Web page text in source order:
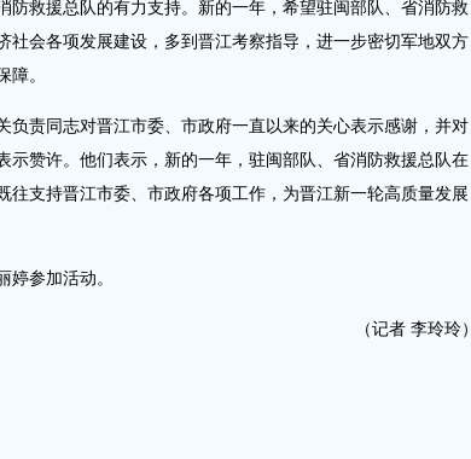
防救援总队的有力支持。新的一年，希望驻闽部队、省消防救
社会各项发展建设，多到晋江考察指导，进一步密切军地双方
障。
负责同志对晋江市委、市政府一直以来的关心表示感谢，并对
示赞许。他们表示，新的一年，驻闽部队、省消防救援总队在
往支持晋江市委、市政府各项工作，为晋江新一轮高质量发展
婷参加活动。
（记者 李玲玲）